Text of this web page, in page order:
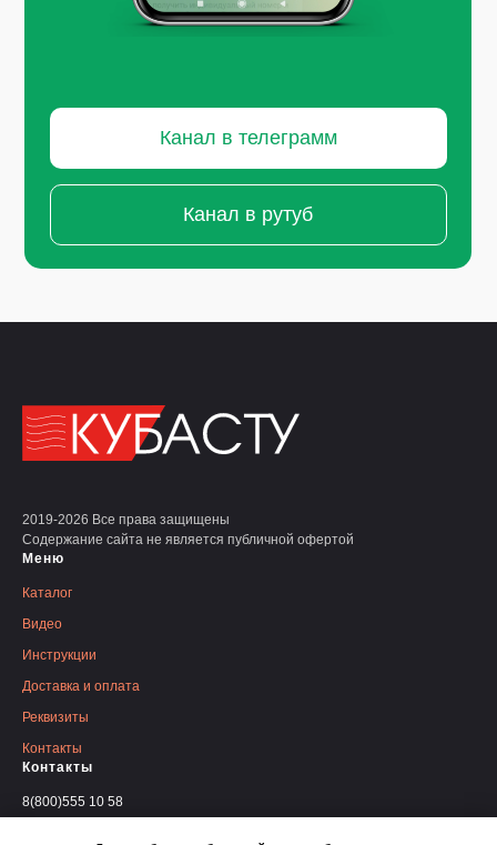
Канал в телеграмм
Канал в рутуб
2019-2026 Все права защищены
Содержание сайта не является публичной офертой
Меню
Каталог
Видео
Инструкции
Доставка и оплата
Реквизиты
Контакты
Контакты
8(800)555 10 58